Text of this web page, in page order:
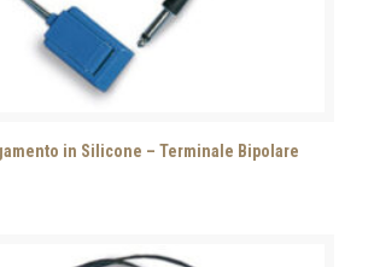
in Silicone – Terminale Bipolare